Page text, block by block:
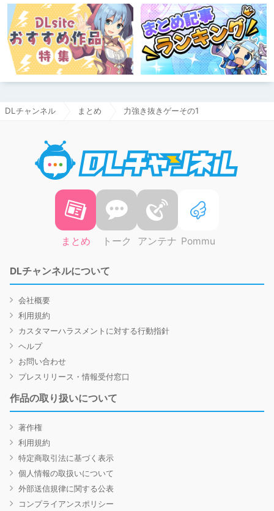
DLチャンネル まとめ 力強き抜きゲーその1
まとめ トーク アンテナ Pommu
DLチャンネルについて
会社概要
利用規約
カスタマーハラスメントに対する行動指針
ヘルプ
お問い合わせ
プレスリリース・情報受付窓口
作品の取り扱いについて
著作権
利用規約
特定商取引法に基づく表示
個人情報の取扱いについて
外部送信規律に関する公表
コンプライアンスポリシー